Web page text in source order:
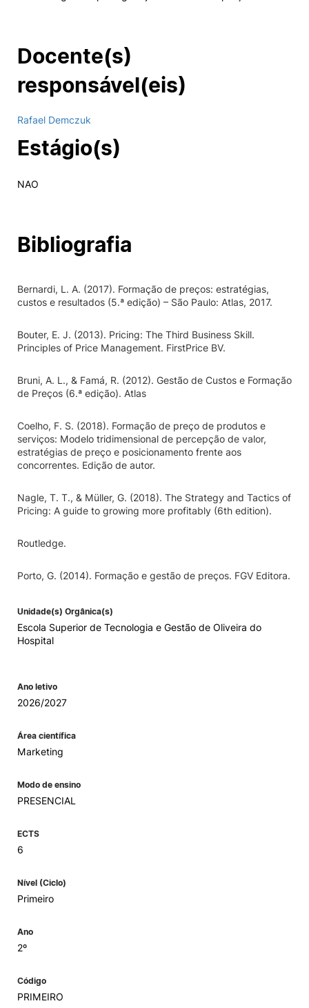
Docente(s)
responsável(eis)
Rafael Demczuk
Estágio(s)
NAO
Bibliografia
Bernardi, L. A. (2017). Formação de preços: estratégias,
custos e resultados (5.ª edição) – São Paulo: Atlas, 2017.
Bouter, E. J. (2013). Pricing: The Third Business Skill.
Principles of Price Management. FirstPrice BV.
Bruni, A. L., & Famá, R. (2012). Gestão de Custos e Formação
de Preços (6.ª edição). Atlas
Coelho, F. S. (2018). Formação de preço de produtos e
serviços: Modelo tridimensional de percepção de valor,
estratégias de preço e posicionamento frente aos
concorrentes. Edição de autor.
Nagle, T. T., & Müller, G. (2018). The Strategy and Tactics of
Pricing: A guide to growing more profitably (6th edition).
Routledge.
Porto, G. (2014). Formação e gestão de preços. FGV Editora.
Unidade(s) Orgânica(s)
Escola Superior de Tecnologia e Gestão de Oliveira do
Hospital
Ano letivo
2026/2027
Área científica
Marketing
Modo de ensino
PRESENCIAL
ECTS
6
Nível (Ciclo)
Primeiro
Ano
2º
Código
PRIMEIRO